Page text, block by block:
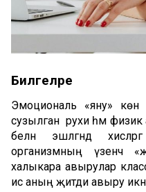
Билгеләре
Эмоциональ «яну» көн
сузылган рухи һәм физик
белән эшләгәндә
организмның үзенчә
халыкара авырулар
исә аның җитди авыру